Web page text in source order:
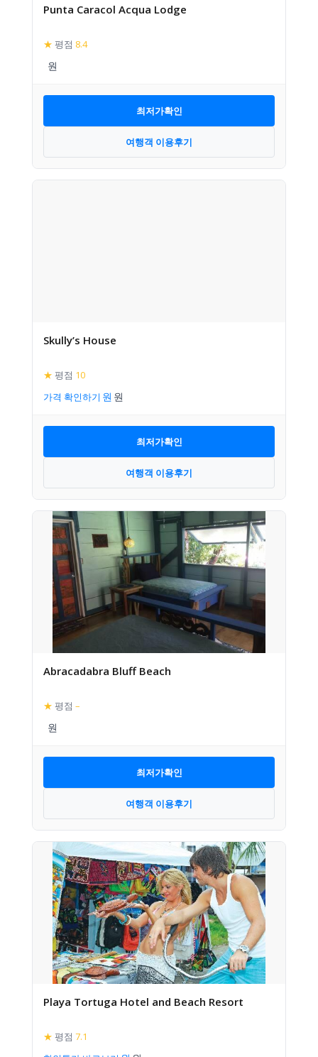
Punta Caracol Acqua Lodge
★ 평점 8.4
최저가확인
여행객 이용후기
Skully’s House
★ 평점 10
가격 확인하기
최저가확인
여행객 이용후기
Abracadabra Bluff Beach
★ 평점 –
최저가확인
여행객 이용후기
Playa Tortuga Hotel and Beach Resort
★ 평점 7.1